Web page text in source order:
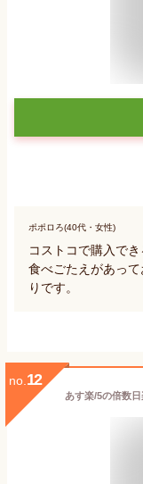
ポポロろ(40代・女性)
コストコで購入で
食べごたえがあっ
りです。
no. 12